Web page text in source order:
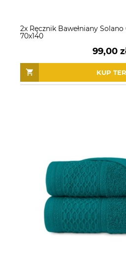
2x Ręcznik Bawełniany
70x140
99,00
KUP